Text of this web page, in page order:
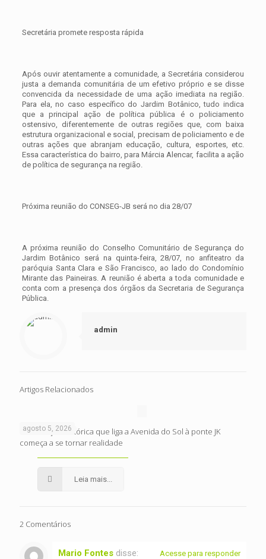
Secretária promete resposta rápida
Após ouvir atentamente a comunidade, a Secretária considerou
justa a demanda comunitária de um efetivo próprio e se disse
convencida da necessidade de uma ação imediata na região.
Para ela, no caso específico do Jardim Botânico, tudo indica
que a principal ação de política pública é o policiamento
ostensivo, diferentemente de outras regiões que, com baixa
estrutura organizacional e social, precisam de policiamento e de
outras ações que abranjam educação, cultura, esportes, etc.
Essa característica do bairro, para Márcia Alencar, facilita a ação
de política de segurança na região.
Próxima reunião do CONSEG-JB será no dia 28/07
A próxima reunião do Conselho Comunitário de Segurança do
Jardim Botânico será na quinta-feira, 28/07, no anfiteatro da
paróquia Santa Clara e São Francisco, ao lado do Condomínio
Mirante das Paineiras. A reunião é aberta a toda comunidade e
conta com a presença dos órgãos da Secretaria de Segurança
Pública.
admin
Artigos Relacionados
agosto 5, 2026
Intervenção histórica que liga a Avenida do Sol à ponte JK
começa a se tornar realidade
Leia mais...
2 Comentários
Mario Fontes disse: Acesse para responder